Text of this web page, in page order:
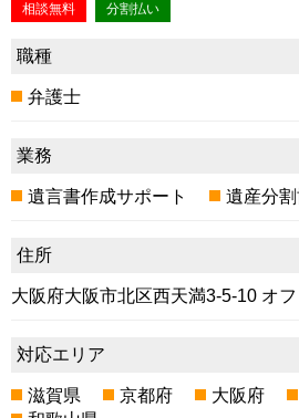
相談無料 分割払い
職種
弁護士
業務
遺言書作成サポート 遺産分
住所
大阪府大阪市北区西天満3-5-10 オ
対応エリア
滋賀県 京都府 大阪府